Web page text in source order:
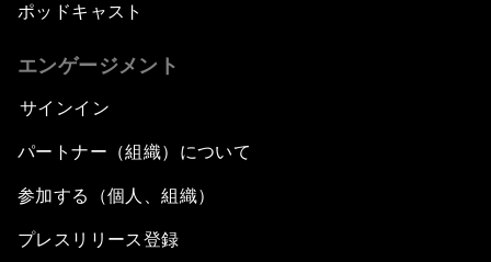
ポッドキャスト
エンゲージメント
サインイン
パートナー（組織）について
参加する（個人、組織）
プレスリリース登録